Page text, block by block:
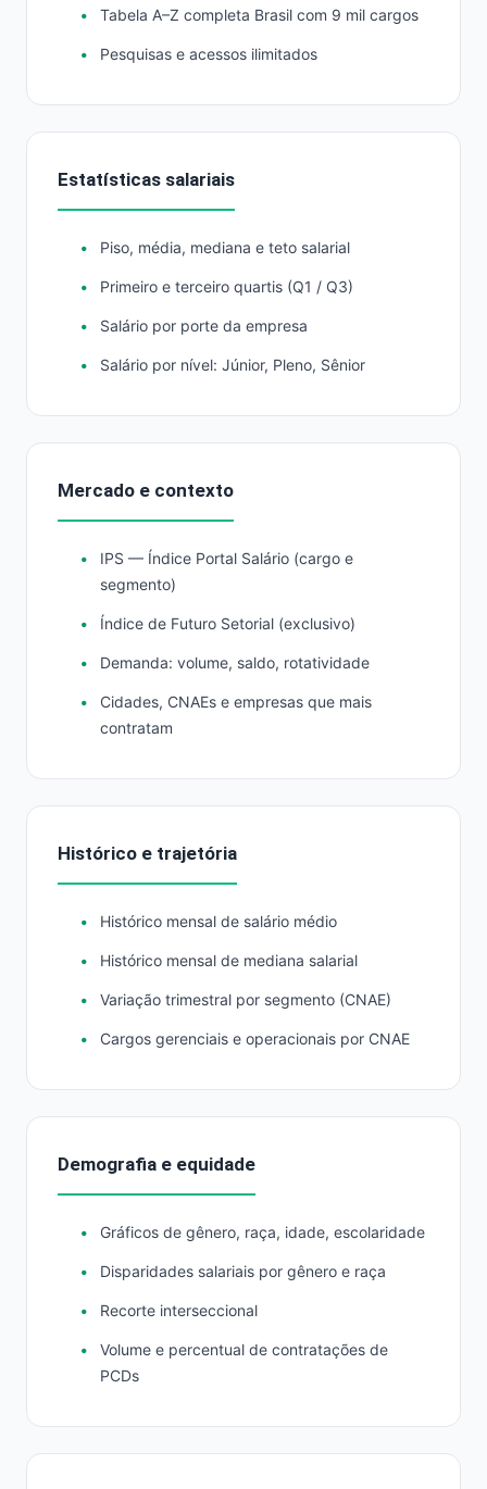
Tabela A–Z completa Brasil com 9 mil cargos
Pesquisas e acessos ilimitados
Estatísticas salariais
Piso, média, mediana e teto salarial
Primeiro e terceiro quartis (Q1 / Q3)
Salário por porte da empresa
Salário por nível: Júnior, Pleno, Sênior
Mercado e contexto
IPS — Índice Portal Salário (cargo e
segmento)
Índice de Futuro Setorial (exclusivo)
Demanda: volume, saldo, rotatividade
Cidades, CNAEs e empresas que mais
contratam
Histórico e trajetória
Histórico mensal de salário médio
Histórico mensal de mediana salarial
Variação trimestral por segmento (CNAE)
Cargos gerenciais e operacionais por CNAE
Demografia e equidade
Gráficos de gênero, raça, idade, escolaridade
Disparidades salariais por gênero e raça
Recorte interseccional
Volume e percentual de contratações de
PCDs